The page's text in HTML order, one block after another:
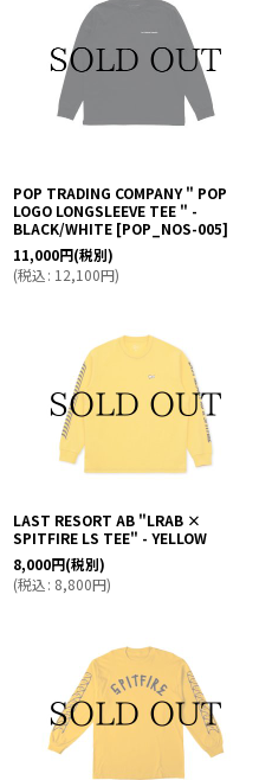
POP TRADING COMPANY " POP
LOGO LONGSLEEVE TEE " -
BLACK/WHITE [POP_NOS-005]
11,000円(税別)
(税込: 12,100円)
LAST RESORT AB "LRAB ×
SPITFIRE LS TEE" - YELLOW
8,000円(税別)
(税込: 8,800円)